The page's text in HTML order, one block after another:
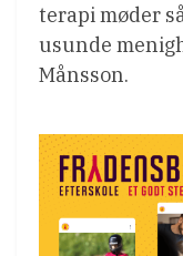
terapi møder
usunde
Månsson.